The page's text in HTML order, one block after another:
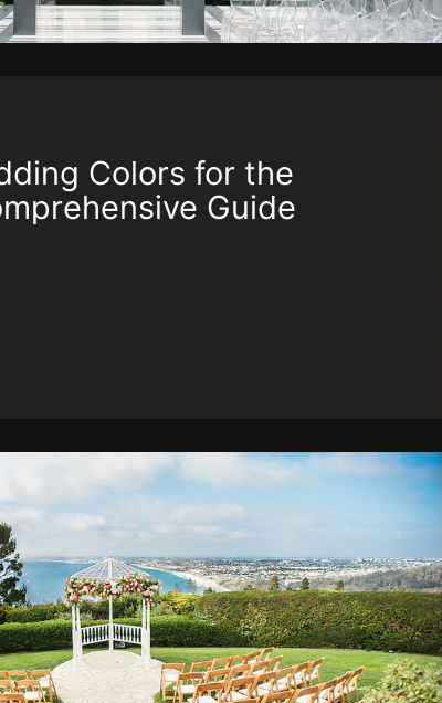
Colors for the
Guide